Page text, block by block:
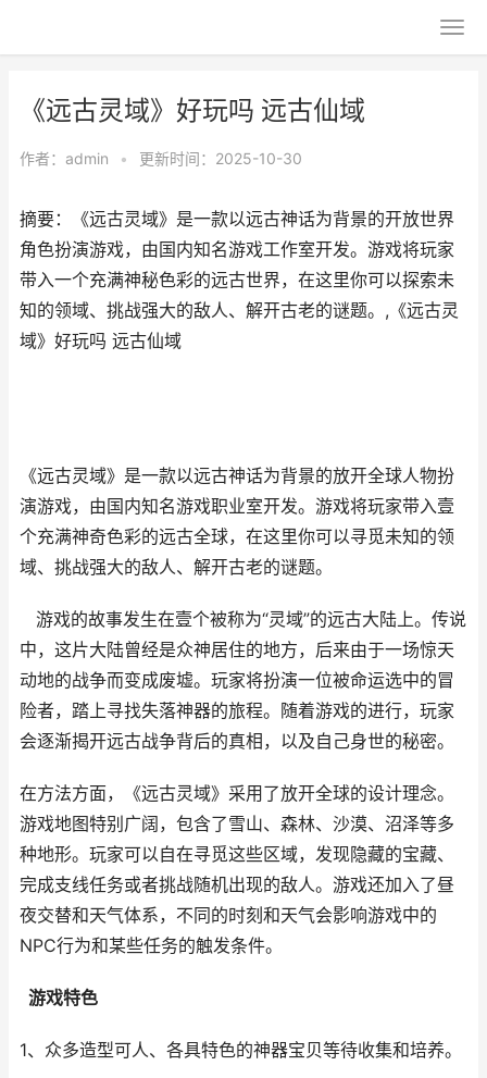
《远古灵域》好玩吗 远古仙域
作者： admin • 更新时间：2025-10-30
摘要：​《远古灵域》是一款以远古神话为背景的开放世界
角色扮演游戏，由国内知名游戏工作室开发。游戏将玩家
带入一个充满神秘色彩的远古世界，在这里你可以探索未
知的领域、挑战强大的敌人、解开古老的谜题。,《远古灵
域》好玩吗 远古仙域
《远古灵域》是一款以远古神话为背景的放开全球人物扮
演游戏，由国内知名游戏职业室开发。游戏将玩家带入壹
个充满神奇色彩的远古全球，在这里你可以寻觅未知的领
域、挑战强大的敌人、解开古老的谜题。
游戏的故事发生在壹个被称为“灵域”的远古大陆上。传说
中，这片大陆曾经是众神居住的地方，后来由于一场惊天
动地的战争而变成废墟。玩家将扮演一位被命运选中的冒
险者，踏上寻找失落神器的旅程。随着游戏的进行，玩家
会逐渐揭开远古战争背后的真相，以及自己身世的秘密。
在方法方面，《远古灵域》采用了放开全球的设计理念。
游戏地图特别广阔，包含了雪山、森林、沙漠、沼泽等多
种地形。玩家可以自在寻觅这些区域，发现隐藏的宝藏、
完成支线任务或者挑战随机出现的敌人。游戏还加入了昼
夜交替和天气体系，不同的时刻和天气会影响游戏中的
NPC行为和某些任务的触发条件。
游戏特色
1、众多造型可人、各具特色的神器宝贝等待收集和培养。